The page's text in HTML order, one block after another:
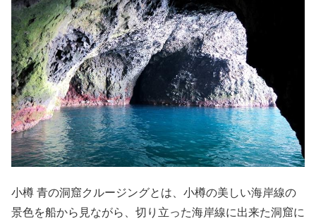
小樽 青の洞窟クルージングとは、小樽の美しい海岸線の
景色を船から見ながら、切り立った海岸線に出来た洞窟に